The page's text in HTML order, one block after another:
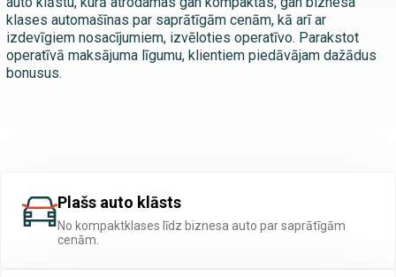
klases automašīnas par saprātīgām cenām, kā arī ar
izdevīgiem nosacījumiem, izvēloties operatīvo. Parakstot
operatīvā maksājuma līgumu, klientiem piedāvājam dažādus
bonusus.
Plašs auto klāsts
No kompaktklases līdz biznesa auto par saprātīgām
cenām.